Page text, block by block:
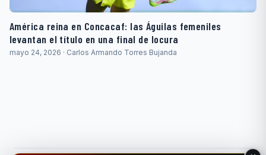
América reina en Concacaf: las Águilas femeniles
levantan el título en una final de locura
mayo 24, 2026 · Carlos Armando Torres Bujanda